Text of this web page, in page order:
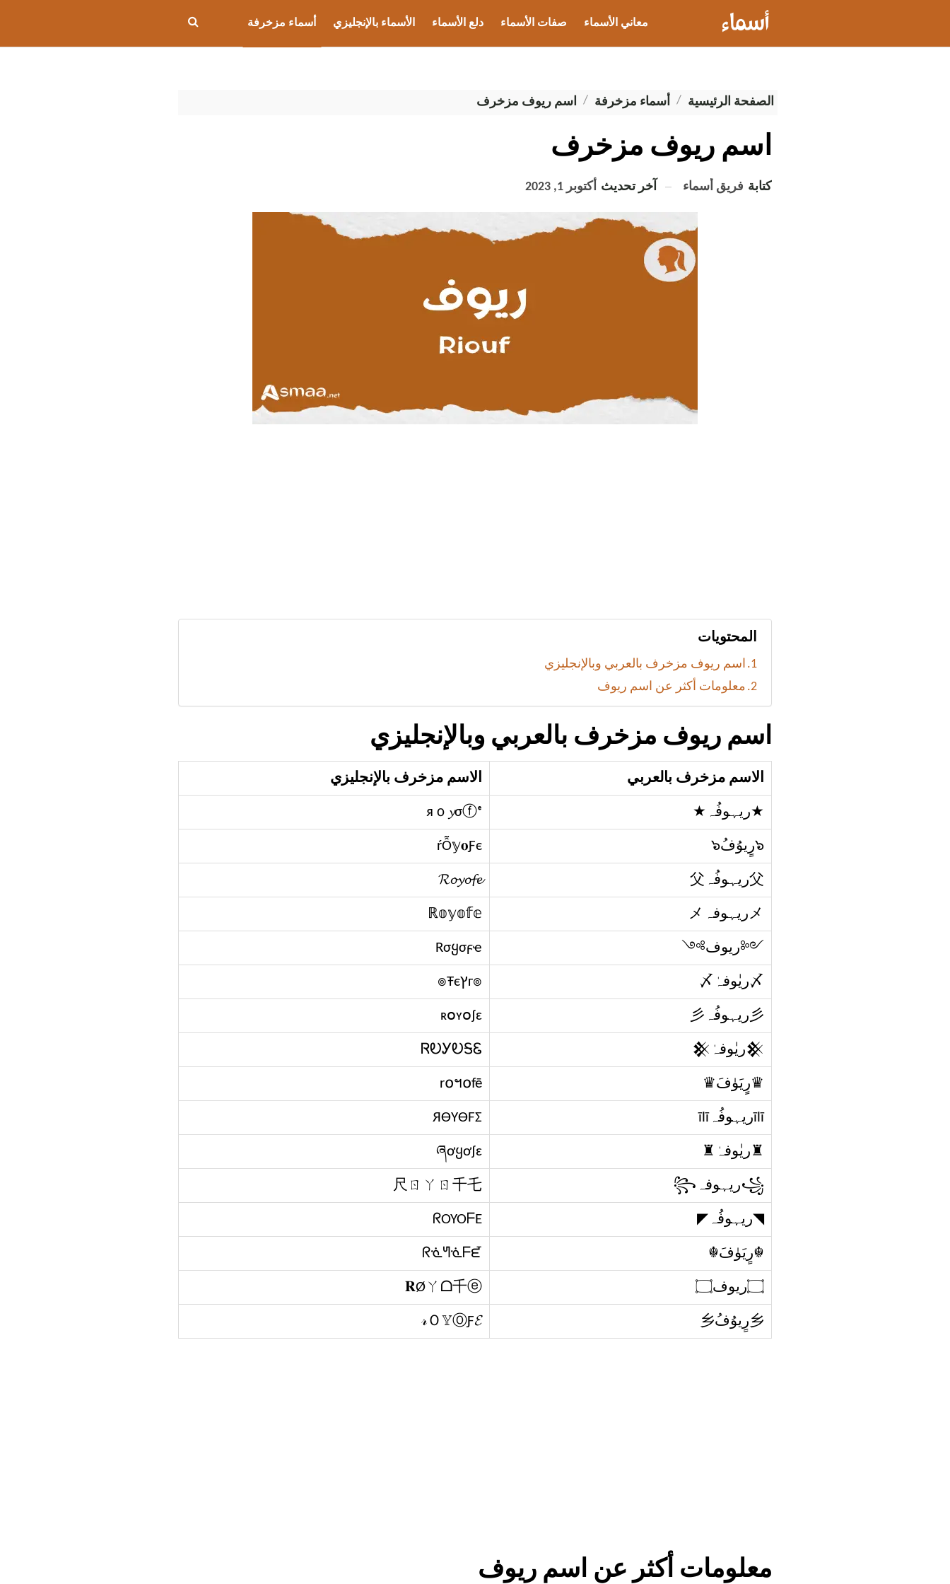
معاني الأسماء صفات الأسماء دلع الأسماء الأسماء بالإنجليزي أسماء مزخرفة
الصفحة الرئيسية أسماء مزخرفة اسم ريوف مزخرف
اسم ريوف مزخرف
كتابة فريق أسماء آخر تحديث أكتوبر 1, 2023
المحتويات
اسم ريوف مزخرف بالعربي وبالإنجليزي
معلومات أكثر عن اسم ريوف
اسم ريوف مزخرف بالعربي وبالإنجليزي
الاسم مزخرف بالعربي الاسم مزخرف بالإنجليزي
★ريہوفُہ★ яｏ𝔂σⓕᵉ
๖رٍيوُفُ๖ ŕỖ𝕪𝐨Ƒє
父ريہوفُہ父 𝓡𝓸𝔂𝓸𝓯𝓮
メريہوفہメ ℝ𝕠𝕪𝕠𝕗𝕖
༺ريوف༻ Rσყσϝҽ
〆ريٰوفہٰ〆 г๏ץ๏Ŧє
彡ريہوفُہ彡 ʀօʏօʄɛ
𒆜ريٰوفہٰ𒆜 ᏒᎧᎩᎧᎦᏋ
♛رٍيَۈفَ♛ r໐ฯ໐fē
īlīريہوفُہīlī ЯӨYӨFΣ
♜ريٰوفہٰ♜ ཞơყơʄɛ
꧁ريہوفہ꧂ 尺ㄖㄚㄖ千乇
◥ريہوفُہ◤​ ᖇOYOᖴE
☬رٍيَۈفَ☬ ᖇᓍᖻᓍᖴᘿ
۝ريوف۝ 𝐑Øㄚᗝ千ⓔ
乡رٍيوُفُ乡 𝓇Ｏ𝕐ⓄƑ𝓔
معلومات أكثر عن اسم ريوف